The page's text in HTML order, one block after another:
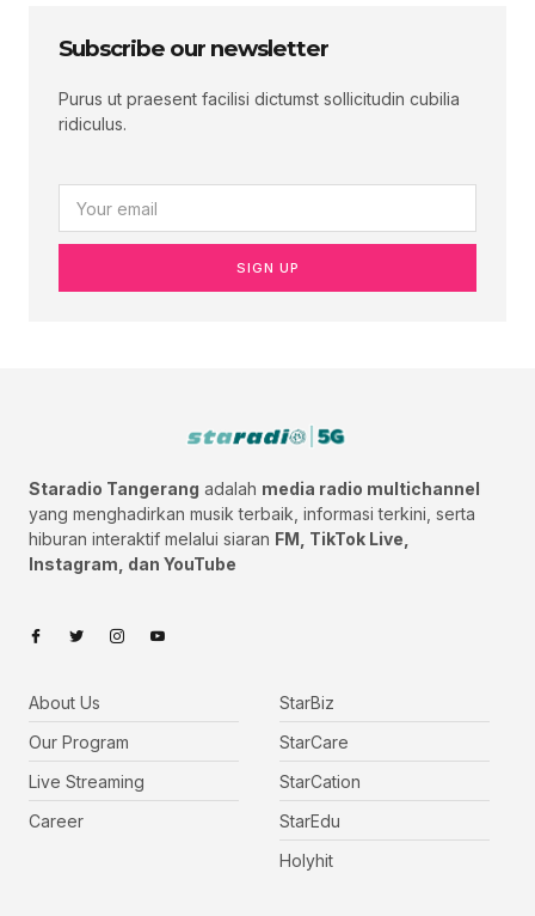
Subscribe our newsletter
Purus ut praesent facilisi dictumst sollicitudin cubilia
ridiculus.
SIGN UP
Staradio Tangerang adalah media radio multichannel
yang menghadirkan musik terbaik, informasi terkini, serta
hiburan interaktif melalui siaran FM, TikTok Live,
Instagram, dan YouTube
About Us
Our Program
Live Streaming
Career
StarBiz
StarCare
StarCation
StarEdu
Holyhit